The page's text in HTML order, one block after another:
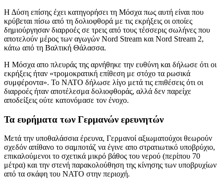
Η Δύση επίσης έχει κατηγορήσει τη Μόσχα πως αυτή είναι που
κρύβεται πίσω από τη δολιοφθορά με τις εκρήξεις οι οποίες
δημιούργησαν διαρροές σε τρεις από τους τέσσερις σωλήνες που
αποτελούν μέρος των αγωγών Nord Stream και Nord Stream 2,
κάτω από τη Βαλτική Θάλασσα.
Η Μόσχα απο πλευράς της αρνήθηκε την ευθύνη και δήλωσε ότι οι
εκρήξεις ήταν «τρομοκρατική επίθεση με στόχο τα ρωσικά
συμφέροντα». Το ΝΑΤΟ δήλωσε λίγο μετά τις επιθέσεις ότι οι
διαρροές ήταν αποτέλεσμα δολιοφθοράς, αλλά δεν παρείχε
αποδείξεις ούτε κατονόμασε τον ένοχο.
Τα ευρήματα των Γερμανών ερευνητών
Μετά την υποθαλάσσια έρευνα, Γερμανοί αξιωματούχοι θεωρούν
σχεδόν απίθανο το σαμποτάζ να έγινε απο στρατιωτικό υποβρύχιο,
επικαλούμενοι το σχετικά μικρό βάθος του νερού (περίπου 70
μέτρα) και την στενή παρακολούθηση της κίνησης των υποβρυχίων
από τα σκάφη του ΝΑΤΟ στην περιοχή.